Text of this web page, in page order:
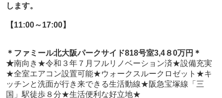
します。
【11:00～17:00】
＊ ファミール北大阪パークサイド818号室3,4８0万円 ＊
★南向き★令和３年７月フルリノベーション済★設備充実
★全室エアコン設置可能★ウォークスルークロゼット★キ
ッチンと洗面が行き来できる生活動線★阪急宝塚線「三
国」駅徒歩８分★生活便利な好立地★